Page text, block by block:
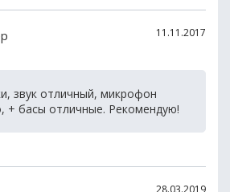
11.11.2017
звук отличный, микрофон
+ басы отличные. Рекомендую!
28.03.2019